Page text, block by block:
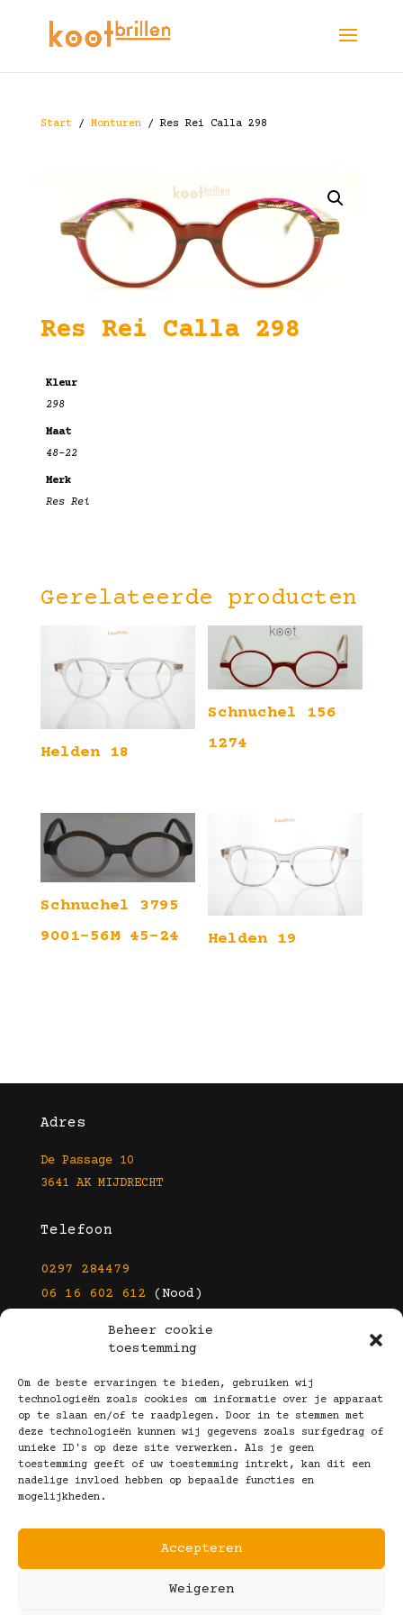
Beheer cookie
toestemming
Om de beste ervaringen te bieden, gebruiken wij
technologieën zoals cookies om informatie over je apparaat
op te slaan en/of te raadplegen. Door in te stemmen met
deze technologieën kunnen wij gegevens zoals surfgedrag of
unieke ID's op deze site verwerken. Als je geen
toestemming geeft of uw toestemming intrekt, kan dit een
nadelige invloed hebben op bepaalde functies en
mogelijkheden.
Accepteren
Weigeren
Start/ Monturen/ Res Rei Calla 298
Res Rei Calla 298
Kleur
298
Maat
48-22
Merk
Res Rei
Gerelateerde producten
Helden 18
Schnuchel 156
1274
Schnuchel 3795
9001-56M 45-24
Helden 19
Adres
De Passage 10
3641 AK MIJDRECHT
Telefoon
0297 284479
06 16 602 612 (Nood)
info@kootbrillen.nl
Volg Ons!
Copyright © 2025 Koot Brillen
Algemene Voorwaarden